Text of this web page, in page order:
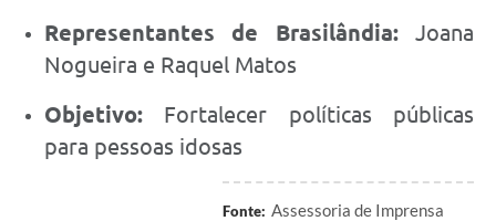
Representantes de Brasilândia:Joana
Nogueira e Raquel Matos
Objetivo: Fortalecer políticas públicas
para pessoas idosas
Fonte: Assessoria de Imprensa